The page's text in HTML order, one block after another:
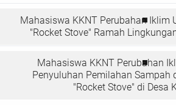
Mahasiswa KKNT Perubahan Iklim
"Rocket Stove" Ramah
Mahasiswa KKNT Perubahan
Penyuluhan Pemilahan Sampah
"Rocket Stove" di Desa